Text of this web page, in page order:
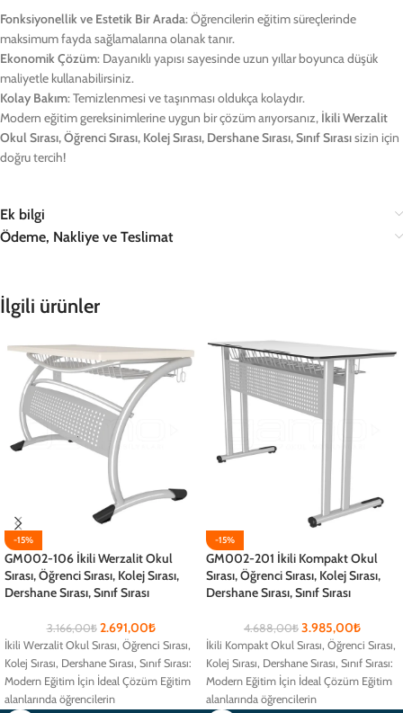
Fonksiyonellik ve Estetik Bir Arada: Öğrencilerin eğitim süreçlerinde
maksimum fayda sağlamalarına olanak tanır.
Ekonomik Çözüm: Dayanıklı yapısı sayesinde uzun yıllar boyunca düşük
maliyetle kullanabilirsiniz.
Kolay Bakım: Temizlenmesi ve taşınması oldukça kolaydır.
Modern eğitim gereksinimlerine uygun bir çözüm arıyorsanız, İkili Werzalit
Okul Sırası, Öğrenci Sırası, Kolej Sırası, Dershane Sırası, Sınıf Sırasısizin için
doğru tercih!
Ek bilgi
Ödeme, Nakliye ve Teslimat
İlgili ürünler
-15%
GM002-106 İkili Werzalit Okul
Sırası, Öğrenci Sırası, Kolej Sırası,
Dershane Sırası, Sınıf Sırası
3.166,00₺ 2.691,00₺
İkili Werzalit Okul Sırası, Öğrenci Sırası,
Kolej Sırası, Dershane Sırası, Sınıf Sırası:
Modern Eğitim İçin İdeal Çözüm Eğitim
alanlarında öğrencilerin
-15%
GM002-201 İkili Kompakt Okul
Sırası, Öğrenci Sırası, Kolej Sırası,
Dershane Sırası, Sınıf Sırası
4.688,00₺ 3.985,00₺
İkili Kompakt Okul Sırası, Öğrenci Sırası,
Kolej Sırası, Dershane Sırası, Sınıf Sırası:
Modern Eğitim İçin İdeal Çözüm Eğitim
alanlarında öğrencilerin